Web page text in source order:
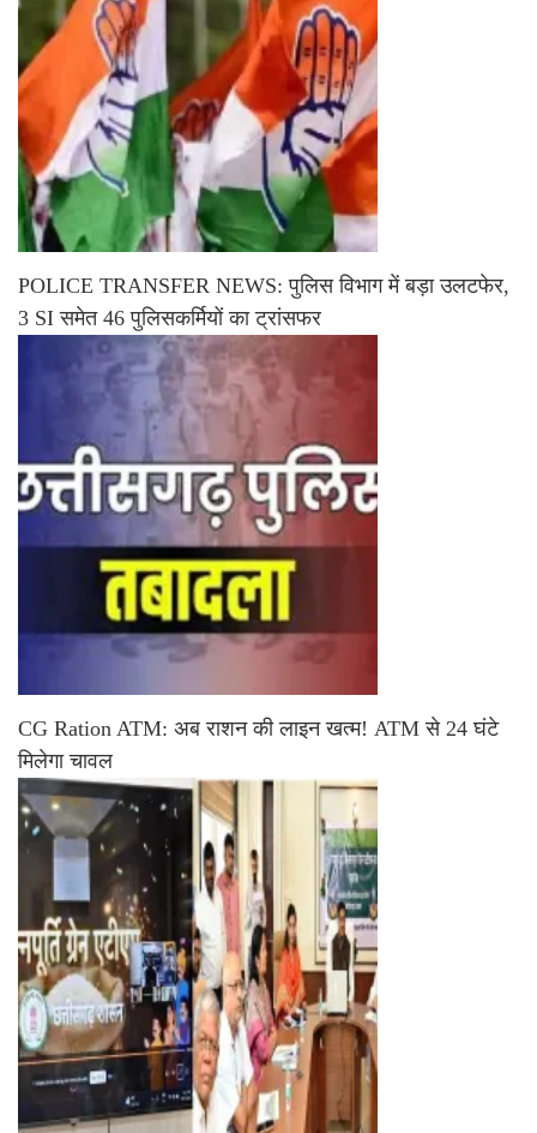
POLICE TRANSFER NEWS: पुलिस विभाग में बड़ा उलटफेर,
3 SI समेत 46 पुलिसकर्मियों का ट्रांसफर
CG Ration ATM: अब राशन की लाइन खत्म! ATM से 24 घंटे
मिलेगा चावल